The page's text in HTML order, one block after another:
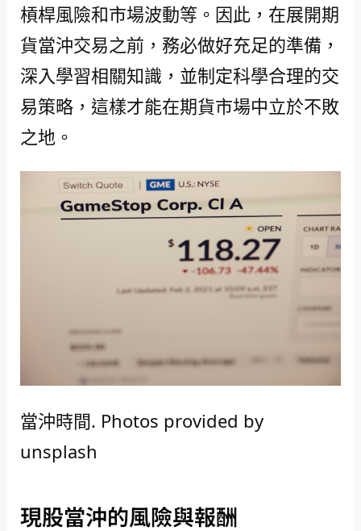
槓桿風險和市場波動等。因此，在展開期
貨當沖交易之前，務必做好充足的準備，
深入學習相關知識，並制定科學合理的交
易策略，這樣才能在期貨市場中立於不敗
之地。
當沖時間. Photos provided by
unsplash
現股當沖的風險與報酬